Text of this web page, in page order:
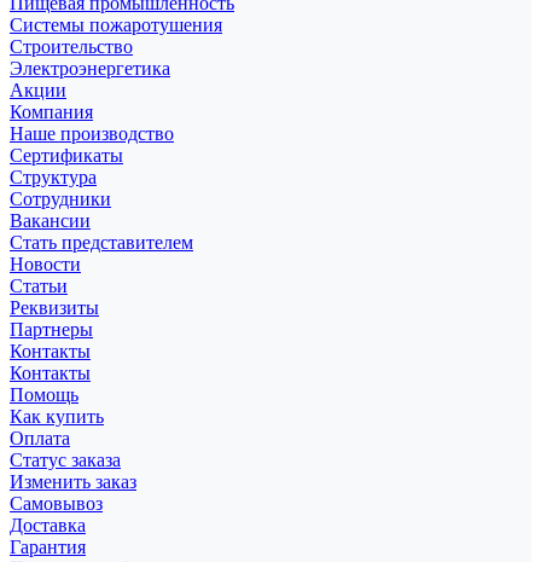
Системы пожаротушения
Строительство
Электроэнергетика
Акции
Компания
Наше производство
Сертификаты
Структура
Сотрудники
Вакансии
Стать представителем
Новости
Статьи
Реквизиты
Партнеры
Контакты
Контакты
Помощь
Как купить
Оплата
Статус заказа
Изменить заказ
Самовывоз
Доставка
Гарантия